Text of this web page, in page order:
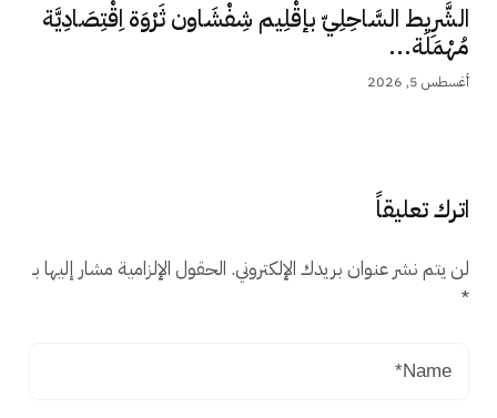
الشَّرِيط السَّاحِلِيّ بإقْلِيم شِفْشَاون ثَرْوَة اِقْتِصَادِيَّة
مُهْمَلَة...
أغسطس 5, 2026
اترك تعليقاً
لن يتم نشر عنوان بريدك الإلكتروني. الحقول الإلزامية مشار إليها بـ
*